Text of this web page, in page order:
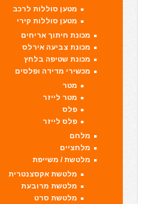
מטען סוללות לרכב
מטען סוללות קירי
מכונת חיתוך אריחים
מכונת צביעה אירלס
מכונת שטיפה בלחץ
מכשירי מדידה ופלסים
מטר
מטר לייזר
פלס
פלס לייזר
מלחם
מלחציים
מלטשת / משייפת
מלטשת אקסצנטרית
מלטשת מרובעת
מלטשת סרט